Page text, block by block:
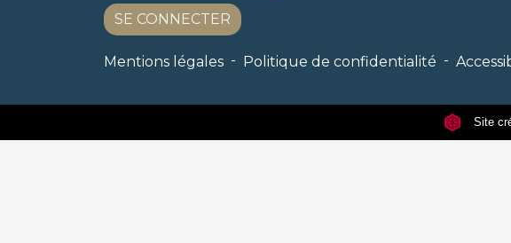
SE CONNECTER
Mentions légales - Politique de confidentialité -
Site